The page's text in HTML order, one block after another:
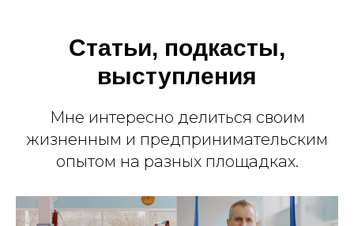
Статьи, подкасты,
выступления
Мне интересно делиться своим
жизненным и предпринимательским
опытом на разных площадках.